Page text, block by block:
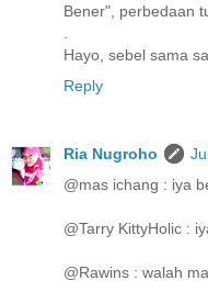
Bener", perbedaan
Hayo, sebel sama
Reply
Ria Nugroho
@mas ichang : iya
@Tarry KittyHolic :
@Rawins : walah